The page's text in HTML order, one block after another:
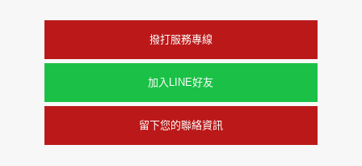
撥打服務專線
加入LINE好友
留下您的聯絡資訊